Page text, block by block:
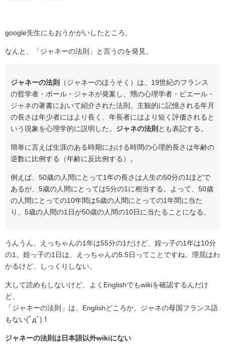
google先生にもおうかがいしたところ、
なんと、「ジャネーの法則」と言うのを発見。
ジャネーの法則
（ジャネーのほうそく）は、19世紀のフランス
の哲学者・ポール・ジャネが発案し、甥の心理学者・ピエール・
ジャネの著書において紹介された法則。主観的に記憶される年月
の長さは年少者にはより長く、年長者にはより短く評価されると
いう現象を心理学的に説明した。 ジャネの法則 とも表記する。
簡単に言えば生涯のある時期における時間の心理的長さは年齢の
逆数に比例する（年齢に反比例する）。
例えば、50歳の人間にとって1年の長さは人生の50分の1ほどで
あるが、5歳の人間にとっては5分の1に相当する。よって、50歳
の人間にとっての10年間は5歳の人間にとっての1年間に当た
り、5歳の人間の1日が50歳の人間の10日に当たることになる。
うんうん、えっちゃんの1年は55分の1だけど、姪っ子の1年は10分
の1。姪っ子の1日は、えっちゃんの5.5日ってことですね。理屈はわ
かるけど、しっくりしない。
大して読めもしないけど、よくEnglishでもwikiを確認するんだけ
ど、
「ジャネーの法則」は、Englishどころか、ジャネの母国フランス語
もない(ﾟдﾟ)！
ジャネーの法則は日本語以外wikiにない